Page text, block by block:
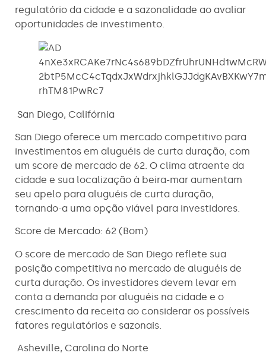
regulatório da cidade e a sazonalidade ao avaliar
oportunidades de investimento.
San Diego, Califórnia
San Diego oferece um mercado competitivo para
investimentos em aluguéis de curta duração, com
um score de mercado de 62. O clima atraente da
cidade e sua localização à beira-mar aumentam
seu apelo para aluguéis de curta duração,
tornando-a uma opção viável para investidores.
Score de Mercado: 62 (Bom)
O score de mercado de San Diego reflete sua
posição competitiva no mercado de aluguéis de
curta duração. Os investidores devem levar em
conta a demanda por aluguéis na cidade e o
crescimento da receita ao considerar os possíveis
fatores regulatórios e sazonais.
Asheville, Carolina do Norte